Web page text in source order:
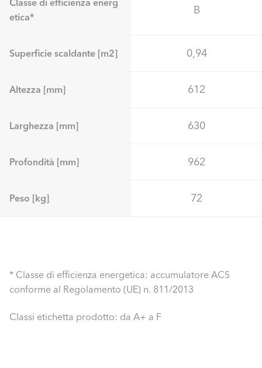
Classe di efficienza energ
etica*
B
Superficie scaldante [m2] 0,94
Altezza [mm] 612
Larghezza [mm] 630
Profondità [mm] 962
Peso [kg] 72
* Classe di efficienza energetica: accumulatore ACS
conforme al Regolamento (UE) n. 811/2013
Classi etichetta prodotto: da A+ a F